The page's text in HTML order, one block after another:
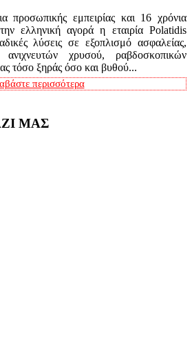
εμπειρίας και 16 χρόνια
ελληνική αγορά η εταιρία Polatidis
λύσεις σε εξοπλισμό ασφαλείας,
ανιχνευτών χρυσού, ραβδοσκοπικών
τόσο ξηράς όσο και βυθού...
περισσότερα
ΜΑΣ